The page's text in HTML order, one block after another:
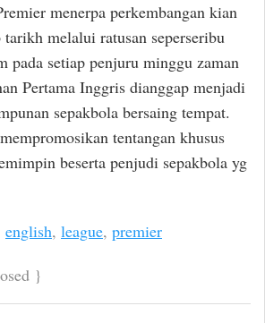
menerpa perkembangan kian
tarikh melalui ratusan seperseribu
pada setiap penjuru minggu zaman
Pertama Inggris dianggap menjadi
sepakbola bersaing tempat.
tentangan khusus
beserta penjudi sepakbola yg
english, league, premier
}